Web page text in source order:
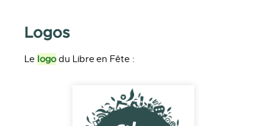
Logos
Le logodu Libre en Fête :